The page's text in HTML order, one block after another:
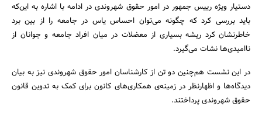
دستیار ویژه رییس جمهور در امور حقوق شهروندی در ادامه با اشاره به این‌که
باید بررسی کرد که چگونه می‌توان احساس یاس در جامعه را از بین برد
خاطرنشان کرد ریشه بسیاری از معضلات در میان افراد جامعه و جوانان از
ناامیدی‌ها نشات می‌گیرد.
در این نشست هم‌چنین دو تن از کارشناسان امور حقوق شهروندی نیز به بیان
دیدگاه‌ها و اظهار‌نظر در زمینه‌ی همکاری‌های کانون برای کمک به تدوین قانون
حقوق شهروندی پرداختند.